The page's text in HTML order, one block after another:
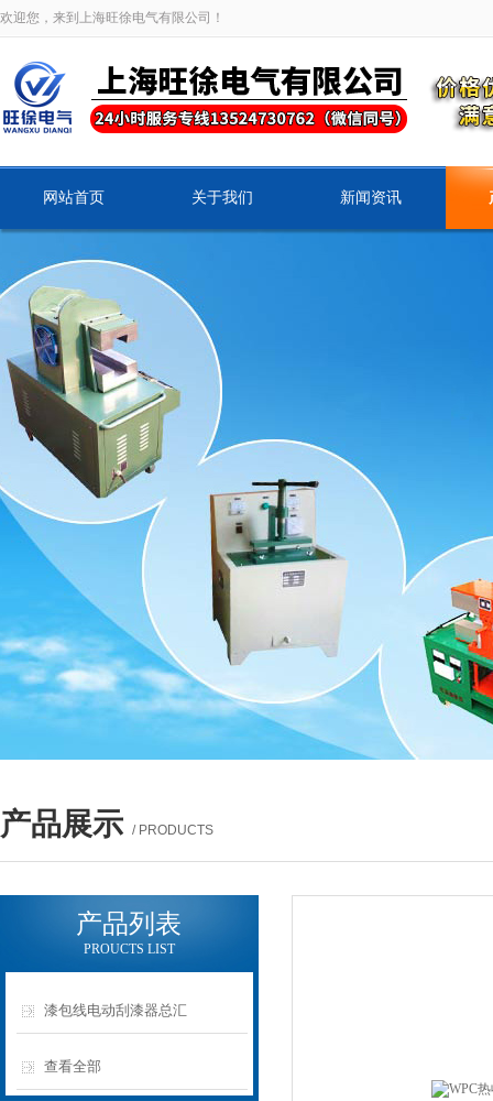
欢迎您，来到上海旺徐电气有限公司！
网站首页 关于我们 新闻资讯
产品展示 / PRODUCTS
产品列表
PROUCTS LIST
漆包线电动刮漆器总汇
查看全部